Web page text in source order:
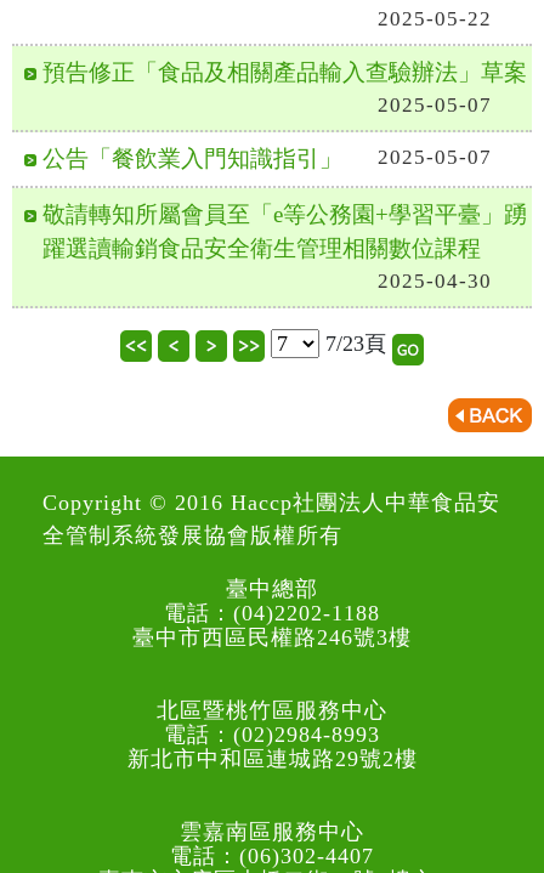
2025-05-22
預告修正「食品及相關產品輸入查驗辦法」草案
2025-05-07
公告「餐飲業入門知識指引」 2025-05-07
敬請轉知所屬會員至「e等公務園+學習平臺」踴
躍選讀輸銷食品安全衛生管理相關數位課程
2025-04-30
7/23頁
Copyright © 2016 Haccp社團法人中華食品安
全管制系統發展協會版權所有
臺中總部
電話：(04)2202-1188
臺中市西區民權路246號3樓
北區暨桃竹區服務中心
電話：(02)2984-8993
新北市中和區連城路29號2樓
雲嘉南區服務中心
電話：(06)302-4407